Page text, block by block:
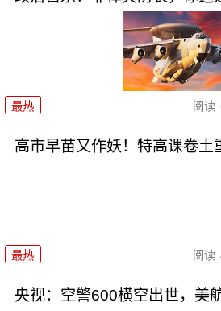
最热 阅读
高市早苗又作妖！特高课卷土
最热 阅读
央视：空警600横空出世，美